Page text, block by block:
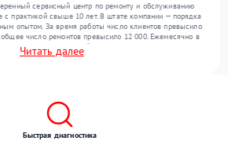
сервисный центр по ремонту и обслуживанию
с практикой свыше 10 лет. В штате компании — порядка
опытом. За время работы число клиентов превысило
число ремонтов превысило 12 000. Ежемесячно в
более 300 обращений, включая , , . Мы работаем с
и предлагаем стабильный уровень сервиса
Читать далее
Быстрая диагностика